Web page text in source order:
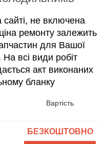
сайті, не включена
ремонту залежить
для Вашої
всі види робіт
акт виконаних
бланку
Вартість
БЕЗКОШТОВНО